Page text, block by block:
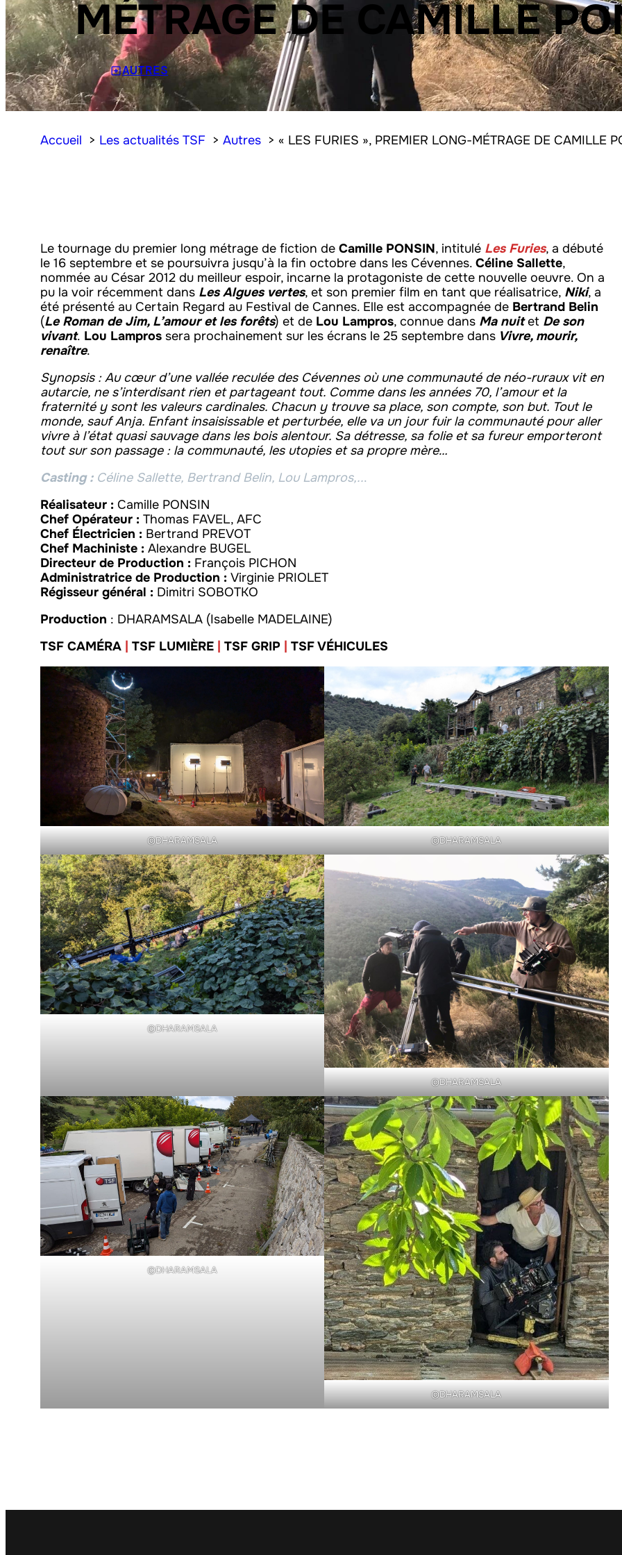
MÉTRAGE DE CAMILLE
AUTRES
Accueil Les actualités TSF Autres « LES FURIES », PREMIER LONG-MÉTRAGE DE CAMILLE
Le tournage du premier long métrage de fiction de Camille PONSIN, intitulé Les Furies, a débuté
le 16 septembre et se poursuivra jusqu’à la fin octobre dans les Cévennes. Céline Sallette,
nommée au César 2012 du meilleur espoir, incarne la protagoniste de cette nouvelle oeuvre. On a
pu la voir récemment dans Les Algues vertes, et son premier film en tant que réalisatrice, Niki, a
été présenté au Certain Regard au Festival de Cannes. Elle est accompagnée de Bertrand Belin
(Le Roman de Jim, L’amour et les forêts) et de Lou Lampros, connue dans Ma nuit et De son
vivant. Lou Lampros sera prochainement sur les écrans le 25 septembre dans Vivre, mourir,
renaître.
Synopsis : Au cœur d’une vallée reculée des Cévennes où une communauté de néo-ruraux vit en
autarcie, ne s’interdisant rien et partageant tout. Comme dans les années 70, l’amour et la
fraternité y sont les valeurs cardinales. Chacun y trouve sa place, son compte, son but. Tout le
monde, sauf Anja. Enfant insaisissable et perturbée, elle va un jour fuir la communauté pour aller
vivre à l’état quasi sauvage dans les bois alentour. Sa détresse, sa folie et sa fureur emporteront
tout sur son passage : la communauté, les utopies et sa propre mère…
Casting : Céline Sallette, Bertrand Belin, Lou Lampros,...
Réalisateur : Camille PONSIN
Chef Opérateur : Thomas FAVEL, AFC
Chef Électricien : Bertrand PREVOT
Chef Machiniste : Alexandre BUGEL
Directeur de Production : François PICHON
Administratrice de Production : Virginie PRIOLET
Régisseur général : Dimitri SOBOTKO
Production : DHARAMSALA (Isabelle MADELAINE)
TSF CAMÉRA
TSF LUMIÈRE TSF GRIP TSF VÉHICULES
©DHARAMSALA ©DHARAMSALA
©DHARAMSALA
©DHARAMSALA
©DHARAMSALA
©DHARAMSALA